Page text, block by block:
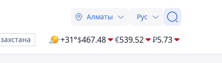
Алматы Рус
+31°$467.48 €539.52 ₽5.73